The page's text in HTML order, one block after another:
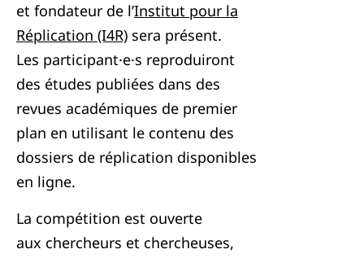
et fondateur de l’Institut pour la
Réplication (I4R) sera présent.
Les participant·e·s reproduiront
des études publiées dans des
revues académiques de premier
plan en utilisant le contenu des
dossiers de réplication disponibles
en ligne.
La compétition est ouverte
aux chercheurs et chercheuses,